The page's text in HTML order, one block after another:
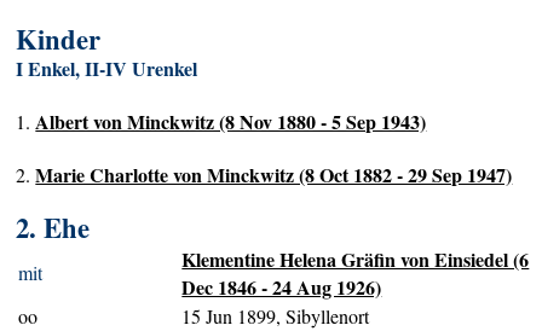
Kinder
I Enkel, II-IV Urenkel
1.Albert von Minckwitz (8 Nov 1880 - 5 Sep 1943)
2.Marie Charlotte von Minckwitz (8 Oct 1882 - 29 Sep 1947)
2. Ehe
mit
Klementine Helena Gräfin von Einsiedel (6
Dec 1846 - 24 Aug 1926)
oo 15 Jun 1899, Sibyllenort